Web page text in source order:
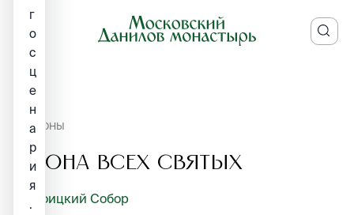
ИКОНЫ
Икона Всех Святых
Троицкий Собор
г
о
с
ц
е
н
а
р
и
я
.